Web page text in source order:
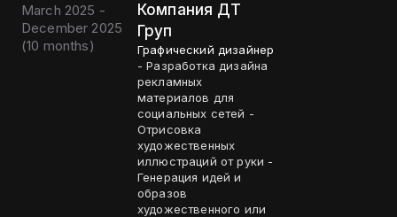
March 2025 -
December 2025
(10 months)
Компания ДТ
Груп
Графический дизайнер
- Разработка дизайна
рекламных
материалов для
социальных сетей -
Отрисовка
художественных
иллюстраций от руки -
Генерация идей и
образов
художественного или